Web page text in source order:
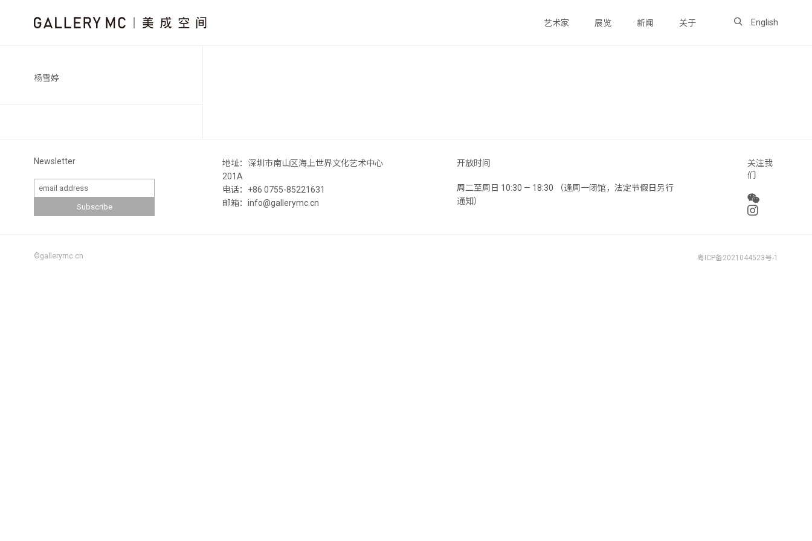
艺术家 展览 新闻 关于 English
杨雪婷
Newsletter
地址：深圳市南山区海上世界文化艺术中心
201A
电话：+86 0755-85221631
邮箱：info@gallerymc.cn
开放时间
周二至周日 10:30 — 18:30 （逢周一闭馆，法定节假日另行
通知）
关注我
们
©gallerymc.cn 粤ICP备2021044523号-1